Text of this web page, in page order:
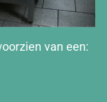
van een: